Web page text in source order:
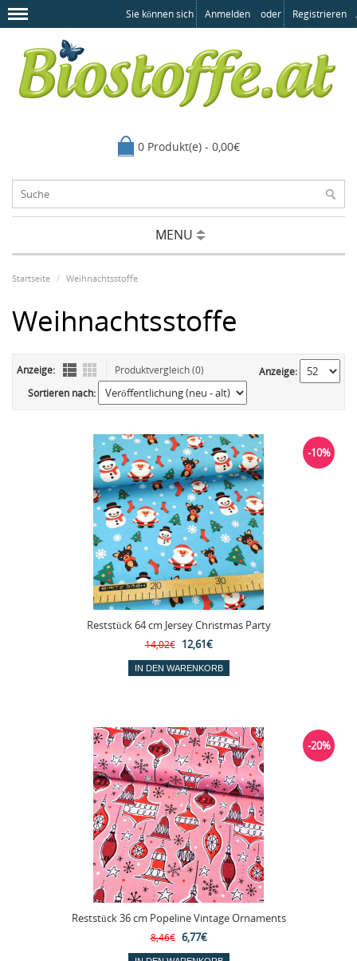
Sie können sich Anmelden oder Registrieren .
0 Produkt(e) - 0,00€
MENU
Startseite Weihnachtsstoffe
Weihnachtsstoffe
Anzeige: Produktvergleich (0)
Anzeige:
Sortieren nach:
Reststück 64 cm Jersey Christmas Party
14,02€ 12,61€
-10%
Reststück 36 cm Popeline Vintage Ornaments
8,46€ 6,77€
-20%